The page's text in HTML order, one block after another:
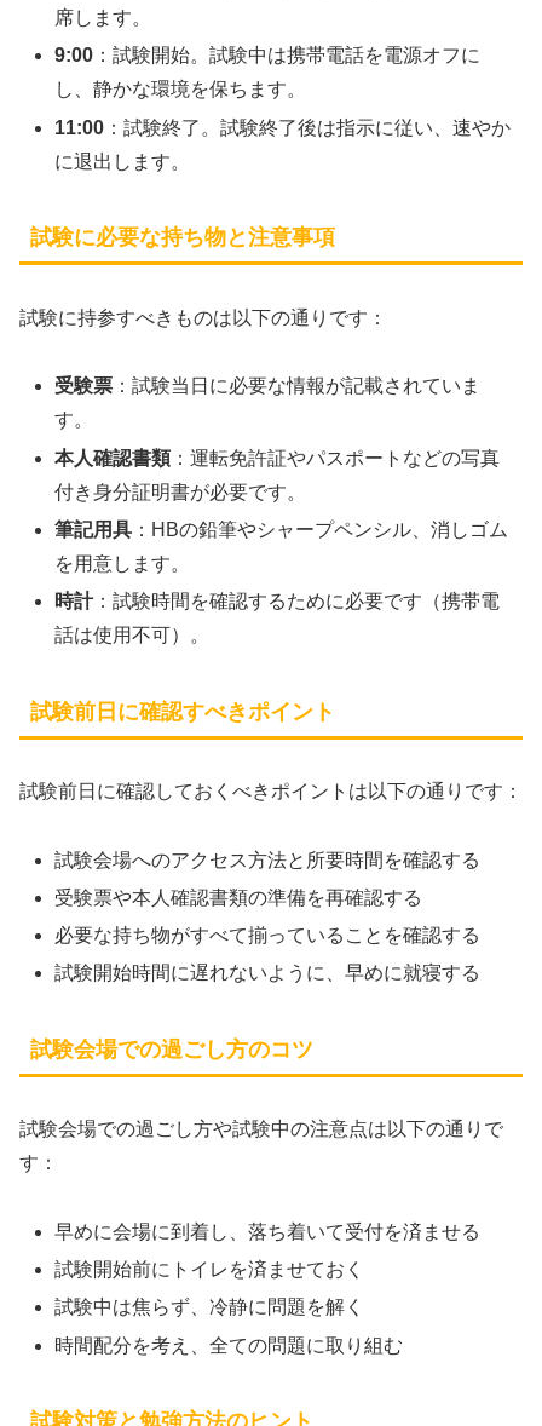
席します。
9:00 ：試験開始。試験中は携帯電話を電源オフに
し、静かな環境を保ちます。
11:00 ：試験終了。試験終了後は指示に従い、速やか
に退出します。
試験に必要な持ち物と注意事項
試験に持参すべきものは以下の通りです：
受験票 ：試験当日に必要な情報が記載されていま
す。
本人確認書類：運転免許証やパスポートなどの写真
付き身分証明書が必要です。
筆記用具 ：HBの鉛筆やシャープペンシル、消しゴム
を用意します。
時計：試験時間を確認するために必要です（携帯電
話は使用不可）。
試験前日に確認すべきポイント
試験前日に確認しておくべきポイントは以下の通りです：
試験会場へのアクセス方法と所要時間を確認する
受験票や本人確認書類の準備を再確認する
必要な持ち物がすべて揃っていることを確認する
試験開始時間に遅れないように、早めに就寝する
試験会場での過ごし方のコツ
試験会場での過ごし方や試験中の注意点は以下の通りで
す：
早めに会場に到着し、落ち着いて受付を済ませる
試験開始前にトイレを済ませておく
試験中は焦らず、冷静に問題を解く
時間配分を考え、全ての問題に取り組む